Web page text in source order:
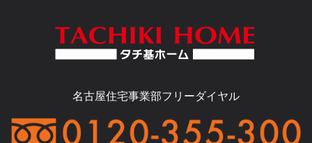
名古屋住宅事業部フリーダイヤル